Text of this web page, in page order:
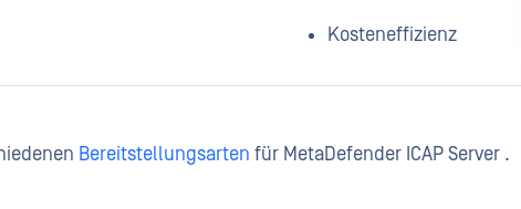
Kosteneffizienz
Bereitstellungsarten für MetaDefender ICAP Server .